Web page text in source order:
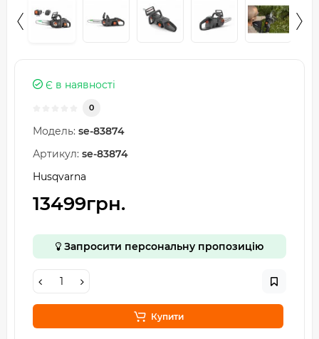
Є в наявності
0
Модель: se-83874
Артикул: se-83874
Husqvarna
13499грн.
Запросити персональну пропозицію
Купити